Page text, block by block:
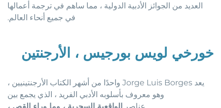
العديد من الجوائز الأدبية الدولية ، مما ساهم في ترجمة أعمالها
في جميع أنحاء العالم.
خورخي لويس بورجيس ، الأرجنتين
يعد Jorge Luis Borges واحدًا من أشهر الكتاب الأرجنتينيين ،
وهو معروف بأسلوبه الأدبي الفريد ، الذي يجمع بين